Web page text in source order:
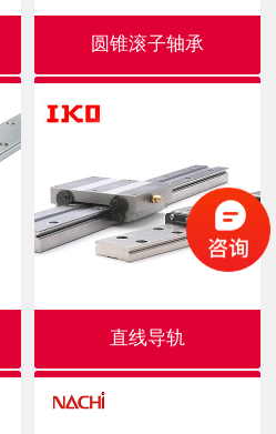
圆锥滚子轴承
直线导轨